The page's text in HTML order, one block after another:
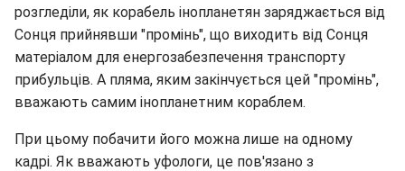
розгледіли, як корабель інопланетян заряджається від
Сонця прийнявши "промінь", що виходить від Сонця
матеріалом для енергозабезпечення транспорту
прибульців. А пляма, яким закінчується цей "промінь",
вважають самим інопланетним кораблем.
При цьому побачити його можна лише на одному
кадрі. Як вважають уфологи, це пов'язано з